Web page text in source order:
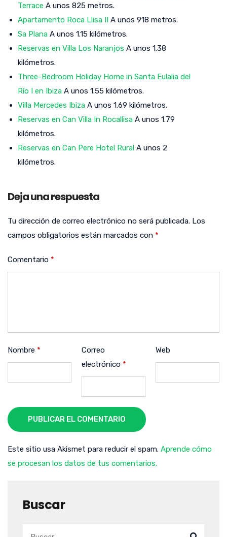
Terrace A unos 825 metros.
Apartamento Roca Llisa II A unos 918 metros.
Sa Plana A unos 1.15 kilómetros.
Reservas en Villa Los Naranjos A unos 1.38
kilómetros.
Three-Bedroom Holiday Home in Santa Eulalia del
Río I en Ibiza A unos 1.55 kilómetros.
Villa Mercedes Ibiza A unos 1.69 kilómetros.
Reservas en Can Villa In Rocallisa A unos 1.79
kilómetros.
Reservas en Can Pere Hotel Rural A unos 2
kilómetros.
Deja una respuesta
Tu dirección de correo electrónico no será publicada. Los
campos obligatorios están marcados con *
Comentario *
Nombre *
Correo
electrónico *
Web
PUBLICAR EL COMENTARIO
Este sitio usa Akismet para reducir el spam. Aprende cómo
se procesan los datos de tus comentarios.
Buscar